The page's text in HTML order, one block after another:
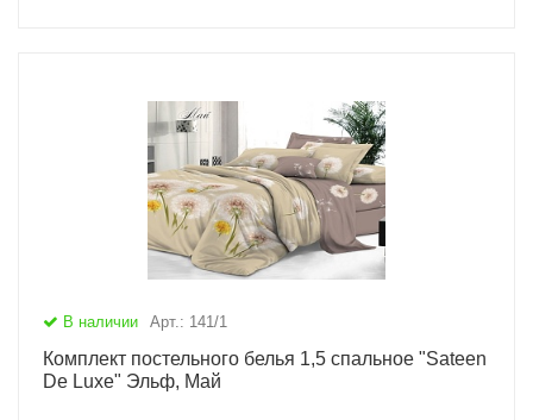
В наличии Арт.: 141/1
Комплект постельного белья 1,5 спальное "Sateen
De Luxe" Эльф, Май